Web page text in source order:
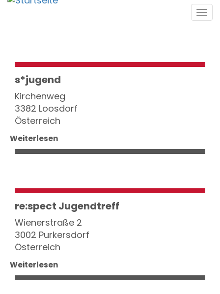
Direkt
s*jugend
Kirchenweg
3382 Loosdorf
Österreich
Weiterlesen
re:spect Jugendtreff
Wienerstraße 2
3002 Purkersdorf
Österreich
Weiterlesen